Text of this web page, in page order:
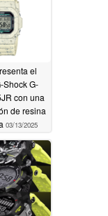
el
Shock G-
con una
de resina
03/13/2025